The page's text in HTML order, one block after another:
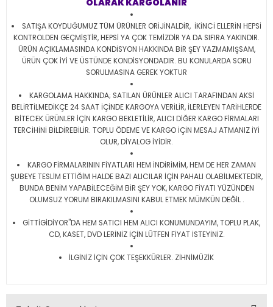
OLARAK KARGOLANIR
SATIŞA KOYDUĞUMUZ TÜM ÜRÜNLER ORİJİNALDİR, İKİNCİ ELLERİN HEPSİ
KONTROLDEN GEÇMİŞTİR, HEPSİ YA ÇOK TEMİZDİR YA DA SIFIRA YAKINDIR.
ÜRÜN AÇIKLAMASINDA KONDİSYON HAKKINDA BİR ŞEY YAZMAMIŞSAM,
ÜRÜN ÇOK İYİ VE ÜSTÜNDE KONDİSYONDADIR. BU KONULARDA SORU
SORULMASINA GEREK YOKTUR
KARGOLAMA HAKKINDA; SATILAN ÜRÜNLER ALICI TARAFINDAN AKSİ
BELİRTİLMEDİKÇE 24 SAAT İÇİNDE KARGOYA VERİLİR, İLERLEYEN TARİHLERDE
BİTECEK ÜRÜNLER İÇİN KARGO BEKLETİLİR, ALICI DİĞER KARGO FİRMALARI
TERCİHİNİ BİLDİREBİLİR. TOPLU ÖDEME VE KARGO İÇİN MESAJ ATMANIZ İYİ
OLUR, DİYALOG İYİDİR.
KARGO FİRMALARININ FİYATLARI HEM İNDİRİMİM, HEM DE HER ZAMAN
ŞUBEYE TESLİM ETTİĞİM HALDE BAZI ALICILAR İÇİN PAHALI OLABİLMEKTEDİR,
BUNDA BENİM YAPABİLECEĞİM BİR ŞEY YOK, KARGO FİYATI YÜZÜNDEN
OLUMSUZ YORUM BIRAKILMASINI KABUL ETMEK MÜMKÜN DEĞİL .
GİTTİGİDİYOR"DA HEM SATICI HEM ALICI KONUMUNDAYIM, TOPLU PLAK,
CD, KASET, DVD LERİNİZ İÇİN LÜTFEN FİYAT İSTEYİNİZ.
İLGİNİZ İÇİN ÇOK TEŞEKKÜRLER. ZİHNİMÜZİK